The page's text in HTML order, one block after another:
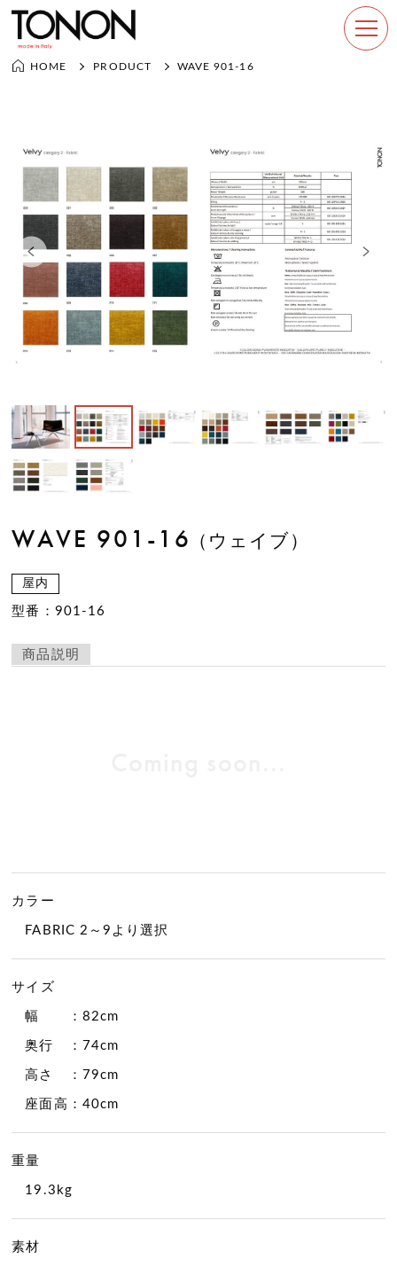
HOME PRODUCT WAVE 901-16
WAVE 901-16 （ウェイブ）
屋内
型番：901-16
商品説明
カラー
FABRIC 2～9より選択
サイズ
幅 ：82cm
奥行 ：74cm
高さ ：79cm
座面高：40cm
重量
19.3kg
素材